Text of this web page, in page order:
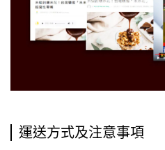
運送方式及注意事項